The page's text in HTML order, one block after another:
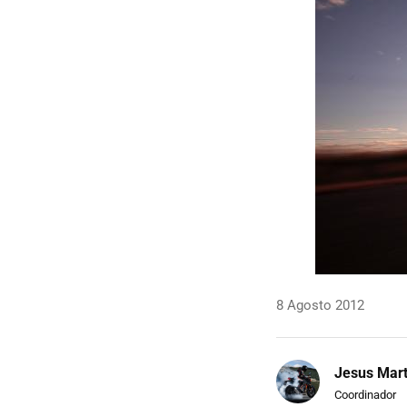
8 Agosto 2012
Jesus
Coordinador